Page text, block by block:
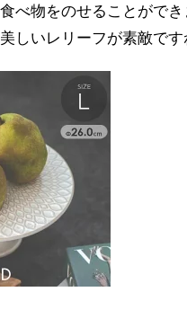
べ物をのせることができ
しいレリーフが素敵です